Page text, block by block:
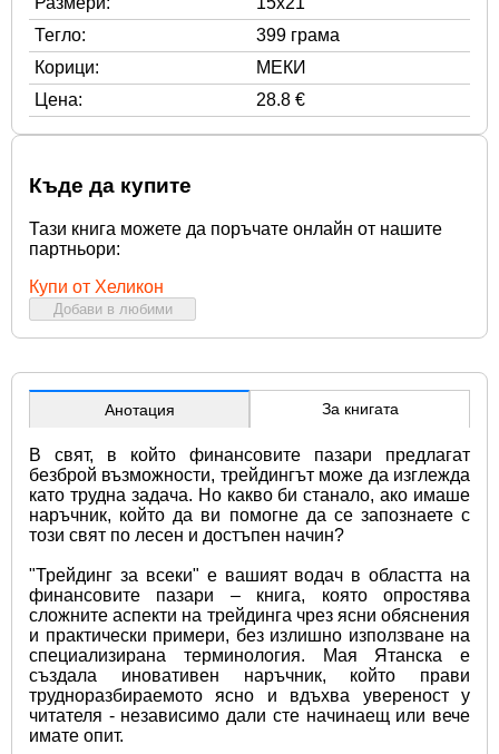
Тегло:
399 грама
Корици:
МЕКИ
Цена:
28.8 €
Къде да купите
Тази книга можете да поръчате онлайн от нашите
партньори:
Купи от Хеликон
Добави в любими
Анотация За книгата
В свят, в който финансовите пазари предлагат
безброй възможности, трейдингът може да изглежда
като трудна задача. Но какво би станало, ако имаше
наръчник, който да ви помогне да се запознаете с
този свят по лесен и достъпен начин?
"Трейдинг за всеки" е вашият водач в областта на
финансовите пазари – книга, която опростява
сложните аспекти на трейдинга чрез ясни обяснения
и практически примери, без излишно използване на
специализирана терминология. Мая Ятанска е
създала иновативен наръчник, който прави
трудноразбираемото ясно и вдъхва увереност у
читателя - независимо дали сте начинаещ или вече
имате опит.